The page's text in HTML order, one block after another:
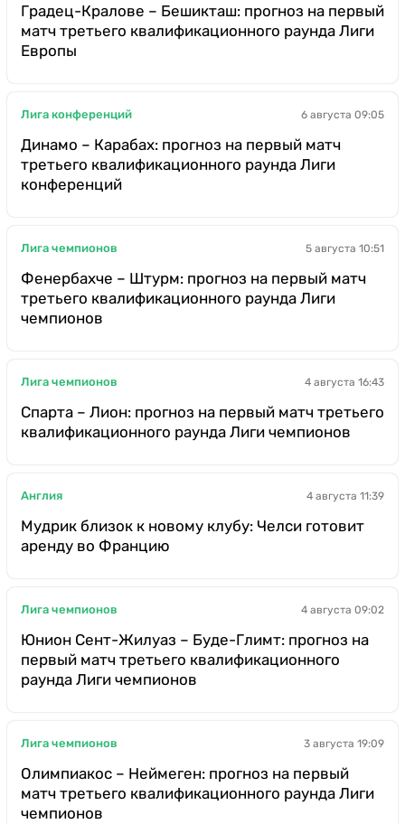
Градец-Кралове – Бешикташ: прогноз на первый
матч третьего квалификационного раунда Лиги
Европы
Лига конференций 6 августа 09:05
Динамо – Карабах: прогноз на первый матч
третьего квалификационного раунда Лиги
конференций
Лига чемпионов 5 августа 10:51
Фенербахче – Штурм: прогноз на первый матч
третьего квалификационного раунда Лиги
чемпионов
Лига чемпионов 4 августа 16:43
Спарта – Лион: прогноз на первый матч третьего
квалификационного раунда Лиги чемпионов
Англия 4 августа 11:39
Мудрик близок к новому клубу: Челси готовит
аренду во Францию
Лига чемпионов 4 августа 09:02
Юнион Сент-Жилуаз – Буде-Глимт: прогноз на
первый матч третьего квалификационного
раунда Лиги чемпионов
Лига чемпионов 3 августа 19:09
Олимпиакос – Неймеген: прогноз на первый
матч третьего квалификационного раунда Лиги
чемпионов